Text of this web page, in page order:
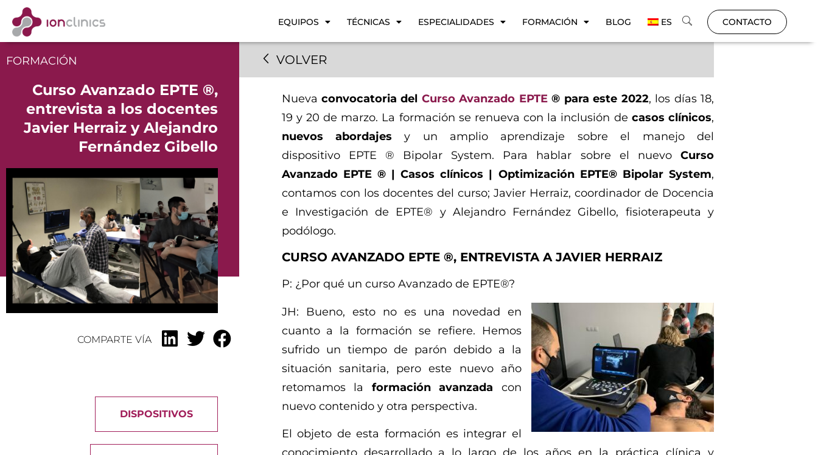
EQUIPOS TÉCNICAS ESPECIALIDADES FORMACIÓN BLOG ES CONTACTO
FORMACIÓN
Curso Avanzado EPTE ®,
entrevista a los docentes
Javier Herraiz y Alejandro
Fernández Gibello
COMPARTE VÍA
DISPOSITIVOS
VOLVER
Nuevaconvocatoria del Curso Avanzado EPTE® para este 2022, los días 18,
19 y 20 de marzo. La formación se renueva con la inclusión de casos clínicos,
nuevos abordajes y un amplio aprendizaje sobre el manejo del
dispositivo EPTE ® Bipolar System. Para hablar sobre el nuevoCurso
Avanzado EPTE ® | Casos clínicos | Optimización EPTE® Bipolar System,
contamos con los docentes del curso; Javier Herraiz, coordinador de Docencia
e Investigación de EPTE® y Alejandro Fernández Gibello, fisioterapeuta y
podólogo.
CURSO AVANZADO EPTE ®, ENTREVISTA A JAVIER HERRAIZ
P: ¿Por qué un curso Avanzado de EPTE®?
JH: Bueno, esto no es una novedad en
cuanto a la formación se refiere. Hemos
sufrido un tiempo de parón debido a la
situación sanitaria, pero este nuevo año
retomamos la formación avanzada con
nuevo contenido y otra perspectiva.
El objeto de esta formación es integrar el